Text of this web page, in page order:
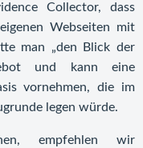
Collector, dass
Webseiten mit
man „den Blick der
und kann eine
vornehmen, die im
legen würde.
empfehlen wir